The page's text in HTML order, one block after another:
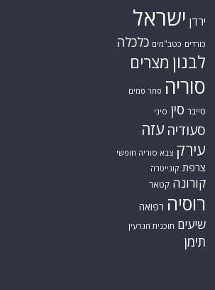
ירדן ישראל
כורדים כטב"מים כלכלה
לבנון מצרים
סוריה סחר סמים
סייבר סין סיני
סעודיה עזה
עירק צבא סוריה חופשי
צרפת קונייטרה
קורונה קטאר
רוסיה רפואה
שיעים תוכנית הגרעין
תימן